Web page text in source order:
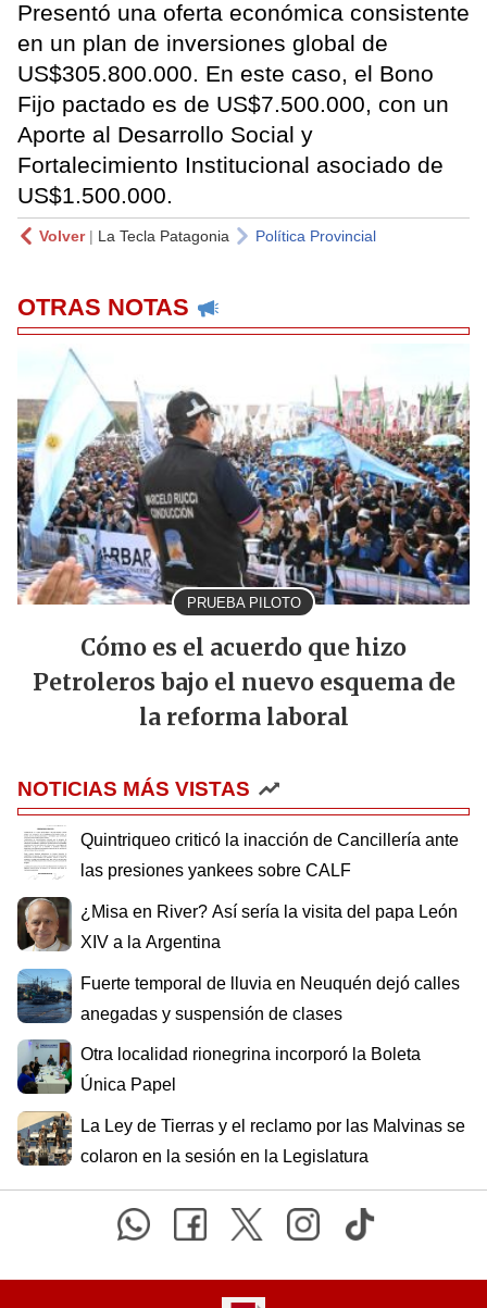
Presentó una oferta económica consistente
en un plan de inversiones global de
US$305.800.000. En este caso, el Bono
Fijo pactado es de US$7.500.000, con un
Aporte al Desarrollo Social y
Fortalecimiento Institucional asociado de
US$1.500.000.
Volver| La Tecla Patagonia Política Provincial
OTRAS NOTAS
PRUEBA PILOTO
Cómo es el acuerdo que hizo
Petroleros bajo el nuevo esquema de
la reforma laboral
NOTICIAS MÁS VISTAS
Quintriqueo criticó la inacción de Cancillería ante
las presiones yankees sobre CALF
¿Misa en River? Así sería la visita del papa León
XIV a la Argentina
Fuerte temporal de lluvia en Neuquén dejó calles
anegadas y suspensión de clases
Otra localidad rionegrina incorporó la Boleta
Única Papel
La Ley de Tierras y el reclamo por las Malvinas se
colaron en la sesión en la Legislatura